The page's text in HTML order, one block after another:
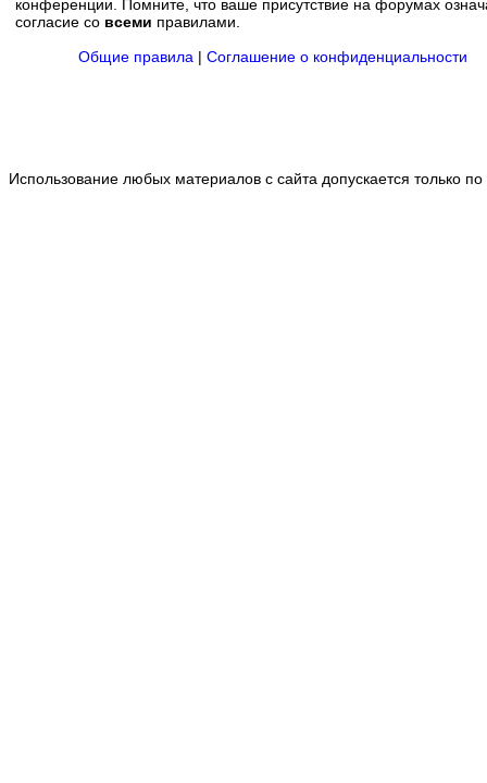
конференции. Помните, что ваше присутствие на форумах
согласие со всеми правилами.
Общие правила | Соглашение о конфиденциальности
Использование любых материалов с сайта допускается только